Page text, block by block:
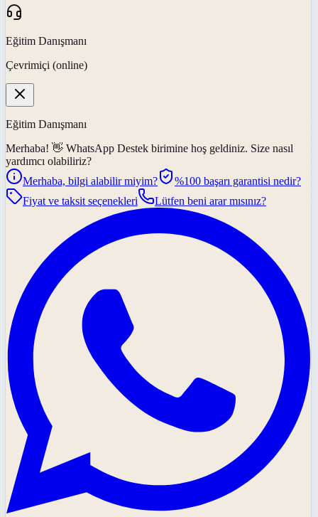
Eğitim Danışmanı
Çevrimiçi (online)
Eğitim Danışmanı
Merhaba! 👋 WhatsApp Destek birimine hoş geldiniz. Size nasıl
yardımcı olabiliriz?
Merhaba, bilgi alabilir miyim?
%100 başarı garantisi nedir?
Fiyat ve taksit seçenekleri
Lütfen beni arar mısınız?